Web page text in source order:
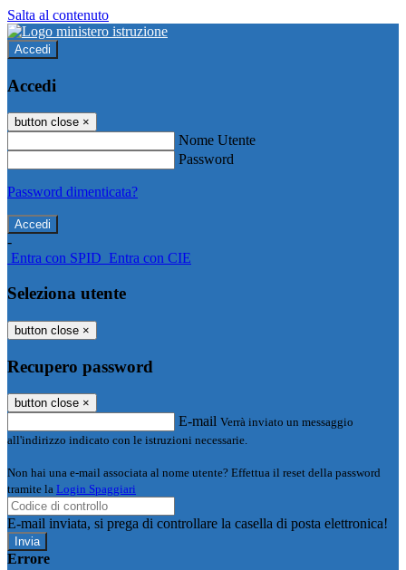
Salta al contenuto
Accedi
Accedi
button close ×
Nome Utente
Password
Password dimenticata?
-
Entra con SPID Entra con CIE
Seleziona utente
button close ×
Recupero password
button close ×
E-mail Verrà inviato un messaggio
all'indirizzo indicato con le istruzioni necessarie.
Non hai una e-mail associata al nome utente? Effettua il reset della password
tramite la Login Spaggiari
E-mail inviata, si prega di controllare la casella di posta elettronica!
Errore